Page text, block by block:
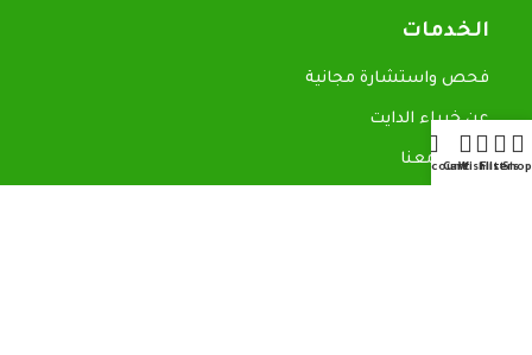
الخدمات
فحص واستشارة مجانية
عن خبراء الدايت
تواصل معنا Shop
Filters
Wishlist
Cart
My account